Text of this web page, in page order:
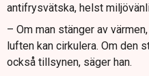
antifrysvätska, helst
– Om man stänger av
luften kan cirkulera. Om den
också tillsynen, säger han.